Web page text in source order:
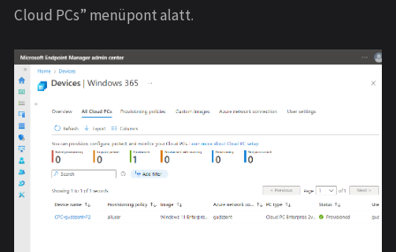
Cloud PCs” menüpont alatt.